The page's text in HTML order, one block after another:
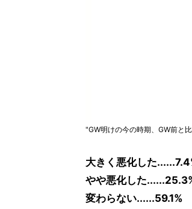
"GW明けの今の時期、GW前と
大きく悪化した
やや悪化した
変わらない......59.1%